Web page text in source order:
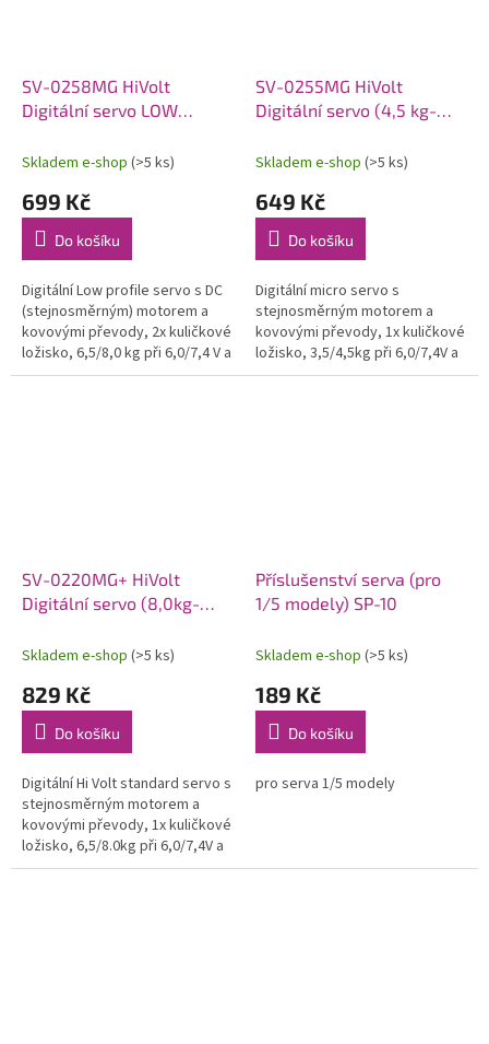
SV-0258MG HiVolt
Digitální servo LOW
Skladem e-shop (>5 ks)
699 Kč
Do košíku
Digitální Low profile servo s DC
(stejnosměrným) motorem a
kovovými převody, 2x kuličkové
ložisko, 6,5/8,0 kg při 6,0/7,4 V a
0,13/0,11 s při 6,0/7,4 V,
SV-0255MG HiVolt
Digitální servo (4,5 kg-
Skladem e-shop (>5 ks)
649 Kč
Do košíku
Digitální micro servo s
stejnosměrným motorem a
kovovými převody, 1x kuličkové
ložisko, 3,5/4,5kg při 6,0/7,4V a
0,16/0,13s na 6,0/7,4V, váha
SV-0220MG+ HiVolt
Digitální servo (8,0kg-
Skladem e-shop (>5 ks)
829 Kč
Do košíku
Digitální Hi Volt standard servo s
stejnosměrným motorem a
kovovými převody, 1x kuličkové
ložisko, 6,5/8.0kg při 6,0/7,4V a
0,16/0,13s na 6,0/7,4V, váha
Příslušenství serva (pro
1/5 modely) SP-10
Skladem e-shop (>5 ks)
189 Kč
Do košíku
pro serva 1/5 modely